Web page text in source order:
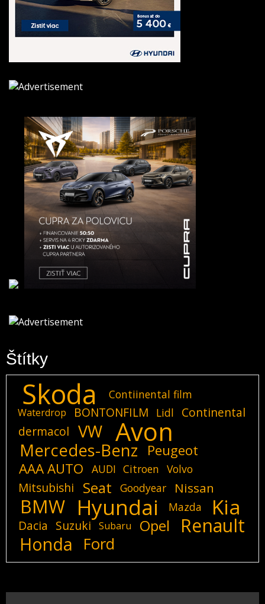
Štítky
Skoda Contiinental film
Waterdrop BONTONFILM Lidl
Continental
dermacol
VW Avon
Mercedes-Benz
Peugeot
AAA AUTO
AUDI Citroen Volvo
Mitsubishi Seat Goodyear Nissan
BMW Hyundai Mazda Kia
Dacia Suzuki Subaru Opel Renault
Honda Ford